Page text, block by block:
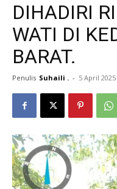
DIHADIRI
WATI DI
BARAT.
Penulis Suhaili . - 5 April 2025